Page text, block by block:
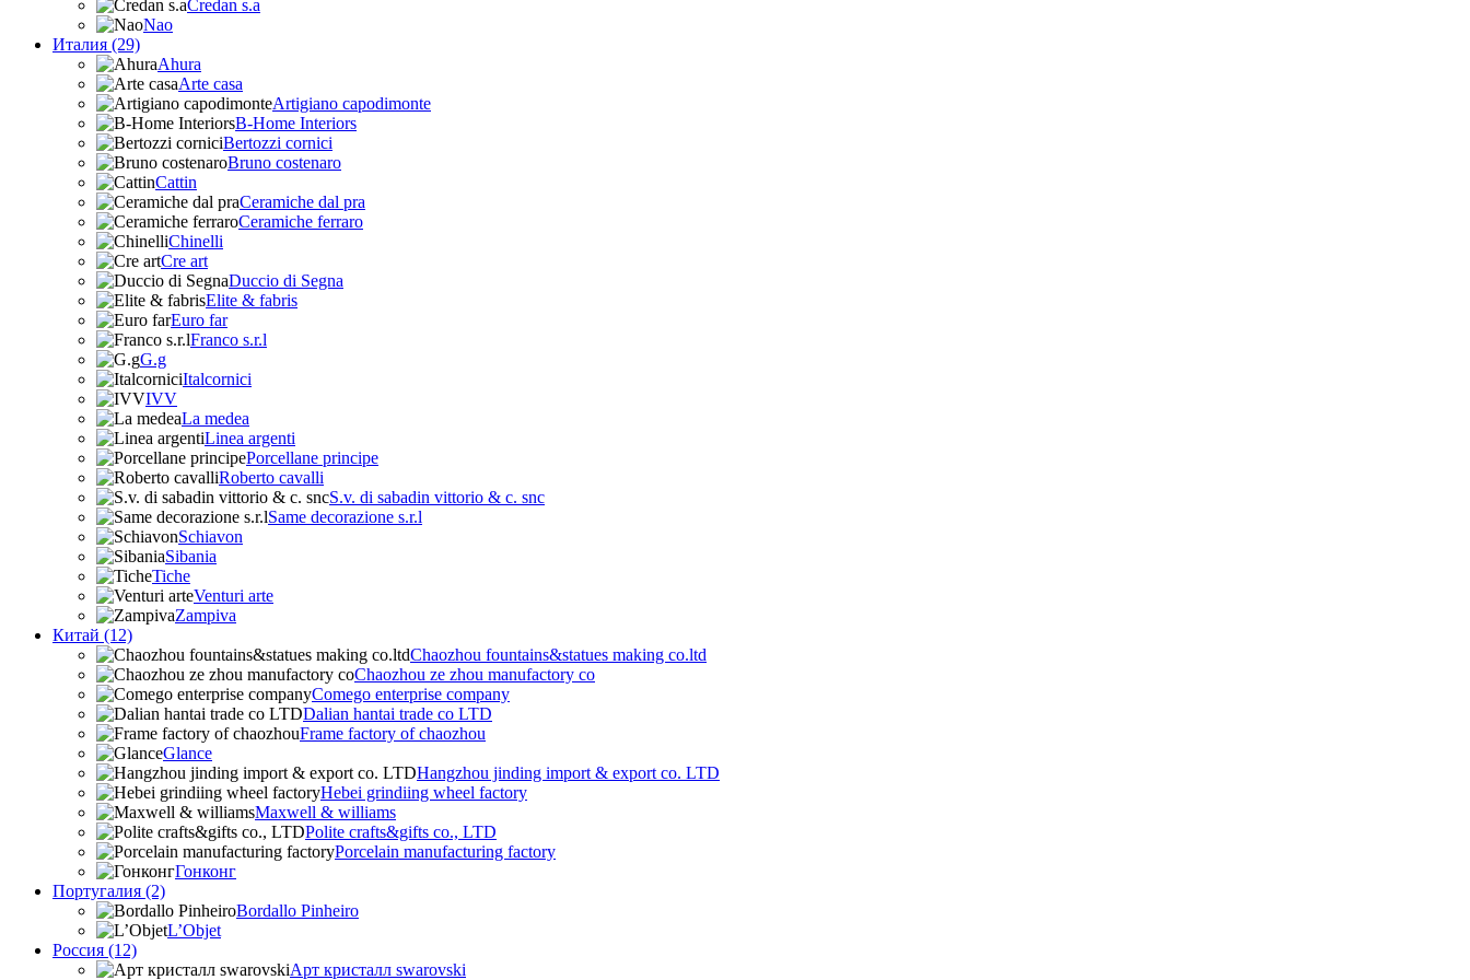
Credan s.a
Nao
Италия (29)
Ahura
Arte casa
Artigiano capodimonte
B-Home Interiors
Bertozzi cornici
Bruno costenaro
Cattin
Ceramiche dal pra
Ceramiche ferraro
Chinelli
Cre art
Duccio di Segna
Elite & fabris
Euro far
Franco s.r.l
G.g
Italcornici
IVV
La medea
Linea argenti
Porcellane principe
Roberto cavalli
S.v. di sabadin vittorio & c. snc
Same decorazione s.r.l
Schiavon
Sibania
Tiche
Venturi arte
Zampiva
Китай (12)
Chaozhou fountains&statues making co.ltd
Chaozhou ze zhou manufactory co
Comego enterprise company
Dalian hantai trade co LTD
Frame factory of chaozhou
Glance
Hangzhou jinding import & export co. LTD
Hebei grindiing wheel factory
Maxwell & williams
Polite crafts&gifts co., LTD
Porcelain manufacturing factory
Гонконг
Португалия (2)
Bordallo Pinheiro
L’Objet
Россия (12)
Арт кристалл swarovski